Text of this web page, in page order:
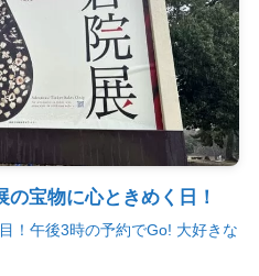
宝物に心ときめく日！
！午後3時の予約でGo! 大好きな